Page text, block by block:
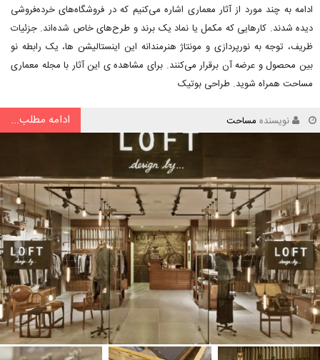
ادامه به چند مورد از آثار معماری اشاره می‌کنیم که در فروشگاه‌های خرده‌فروشی
دیده شدند. کارهایی که مکمل یا نماد یک برند و طرح‌های خاص شده‌اند. جزئیات
ظریف، توجه به نورپردازی و مونتاژ هنرمندانه این اینستالیشن ها، یک رابطه نو
بین محصول و عرضه آن برقرار می‌کنند. برای مشاهده ی این آثار با مجله معماری
مساحت همراه شوید. طراحی بوتیک
نویسنده مساحت ادامه مطلب...